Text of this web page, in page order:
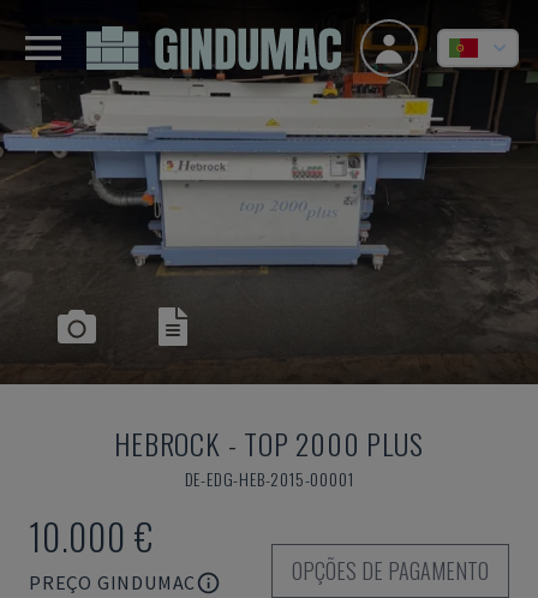
HEBROCK - TOP 2000 PLUS
DE-EDG-HEB-2015-00001
10.000 €
PREÇO GINDUMAC
OPÇÕES DE PAGAMENTO